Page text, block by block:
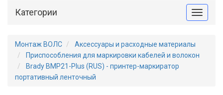
Toggle
Категории
Монтаж ВОЛС
Аксессуары и расходные материалы
Приспособления для маркировки кабелей и волокон
Brady BMP21-Plus (RUS) - принтер-маркиратор
портативный ленточный